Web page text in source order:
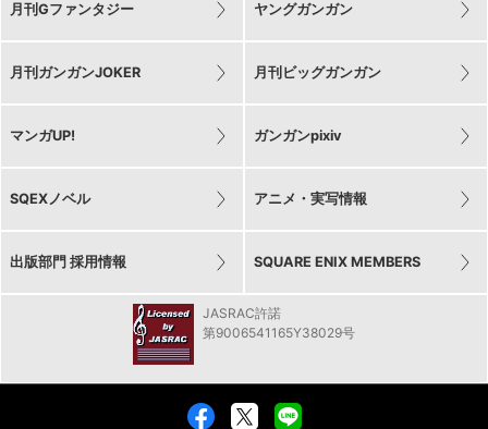
月刊Gファンタジー ヤングガンガン
月刊ガンガンJOKER 月刊ビッグガンガン
マンガUP! ガンガンpixiv
SQEXノベル アニメ・実写情報
出版部門 採用情報 SQUARE ENIX MEMBERS
JASRAC許諾
第9006541165Y38029号